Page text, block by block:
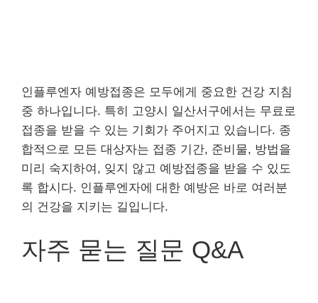
인플루엔자 예방접종은 모두에게 중요한 건강 지침
중 하나입니다. 특히 고양시 일산서구에서는 무료로
접종을 받을 수 있는 기회가 주어지고 있습니다. 종
합적으로 모든 대상자는 접종 기간, 준비물, 방법을
미리 숙지하여, 잊지 않고 예방접종을 받을 수 있도
록 합시다. 인플루엔자에 대한 예방은 바로 여러분
의 건강을 지키는 길입니다.
자주 묻는 질문 Q&A